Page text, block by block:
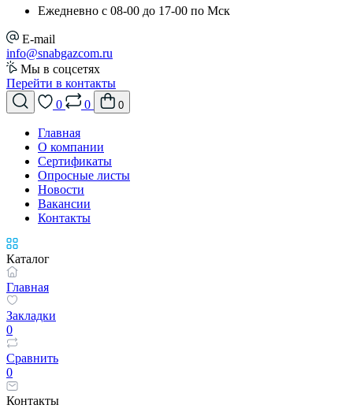
Ежедневно с 08-00 до 17-00 по Мск
E-mail
info@snabgazcom.ru
Мы в соцсетях
Перейти в контакты
0
0 0
Главная
О компании
Сертификаты
Опросные листы
Новости
Вакансии
Контакты
Каталог
Главная
Закладки
0
Сравнить
0
Контакты